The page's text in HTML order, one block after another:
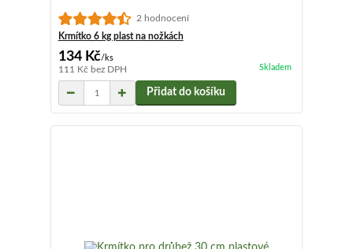
2 hodnocení
Krmítko 6 kg plast na nožkách
134 Kč/ks
111 Kč bez DPH Skladem
Přidat do košíku